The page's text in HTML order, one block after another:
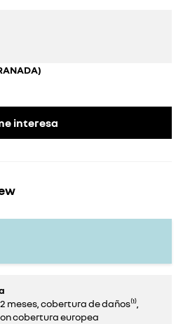
interesa
cobertura de daños⁽¹⁾,
cobertura europea